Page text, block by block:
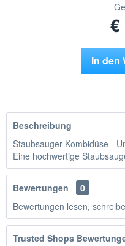
€
In den
Beschreibung
Staubsauger Kombidüse -
Eine hochwertige
Bewertungen
0
Bewertungen lesen,
Trusted Shops